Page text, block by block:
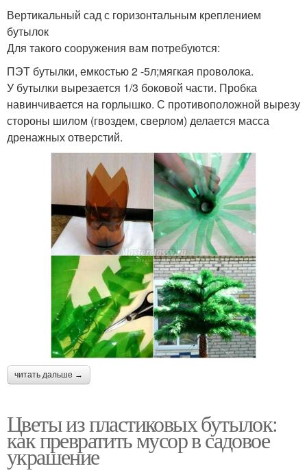
Вертикальный сад с горизонтальным креплением
бутылок
Для такого сооружения вам потребуются:
ПЭТ бутылки, емкостью 2 -5л;мягкая проволока.
У бутылки вырезается 1/3 боковой части. Пробка
навинчивается на горлышко. С противоположной вырезу
стороны шилом (гвоздем, сверлом) делается масса
дренажных отверстий.
читать дальше →
Цветы из пластиковых бутылок:
как превратить мусор в садовое
украшение